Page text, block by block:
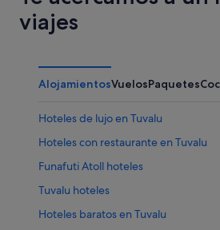
ago
9
viajes
AlojamientosVuelosPaquetes
Hoteles de lujo en Tuvalu
Hoteles con restaurante en Tuvalu
Funafuti Atoll hoteles
Tuvalu hoteles
Hoteles baratos en Tuvalu